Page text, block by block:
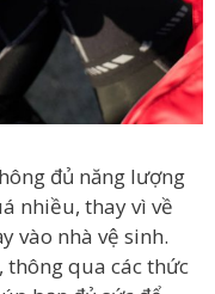
đủ năng lượng
nhiều, thay vì về
vào nhà vệ sinh.
thông qua các thức